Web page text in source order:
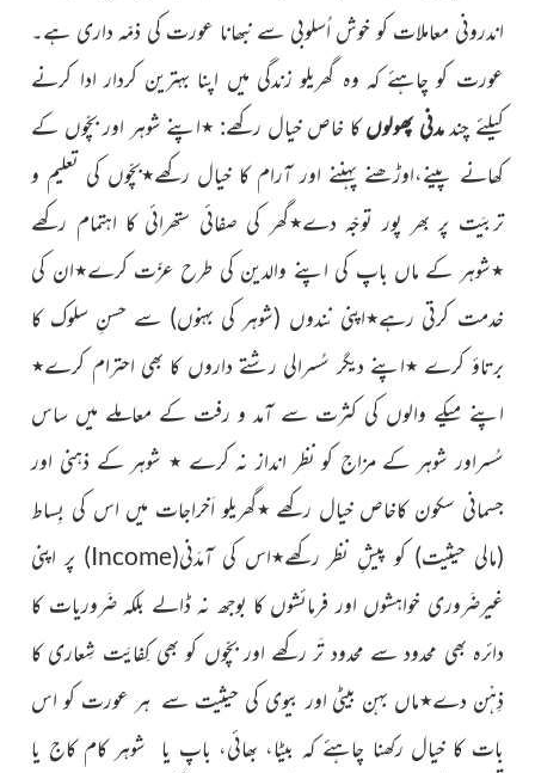
اندرونی معاملات کو خوش اُسلوبی سے نبھانا عورت کی ذمّہ داری ہے۔
عورت کو چاہئے کہ وہ گھریلو زندگی میں اپنا بہترین کردار ادا کرنے
کیلئے چندمدنی پھولوںکا خاص خیال رکھے: ٭اپنے شوہر اور بچّوں کے
کھانے پینے،اوڑھنے پہننے اور آرام کا خیال رکھے٭بچّوں کی تعلیم و
تربیَت پر بھر پور توجّہ دے٭گھر کی صفائی ستھرائی کا اہتمام رکھے
٭شوہر کے ماں باپ کی اپنے والدین کی طرح عزّت کرے٭ان کی
خدمت کرتی رہے٭اپنی نندوں (شوہر کی بہنوں) سے حسنِ سلوک کا
برتاؤ کرے ٭اپنے دیگر سُسرالی رشتے داروں کا بھی احترام کرے٭
اپنے میکے والوں کی کثرت سے آمد و رفت کے معاملے میں ساس
سُسراور شوہر کے مزاج کو نظر انداز نہ کرے ٭ شوہر کے ذہنی اور
جسمانی سکون کاخاص خیال رکھے ٭گھریلو اَخراجات میں اس کی بِساط
(مالی حیثیت) کو پیشِ نظر رکھے٭اس کی آمدَنی(
Income
) پر اپنی
غیرضَروری خواہشوں اور فرمائشوں کا بوجھ نہ ڈالے بلکہ ضَروریات کا
دائرہ بھی محدود سے محدود تَر رکھے اور بچّوں کو بھی کِفایَت شِعاری کا
ذِہْن دے٭ماں بہن بیٹی اور بیوی کی حیثیت سے ہر عورت کو اس
بات کا خیال رکھنا چاہئے کہ بیٹا، بھائی، باپ یا شوہر کام کاج یا